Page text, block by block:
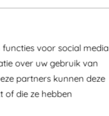
voor social media
over uw gebruik van
partners kunnen deze
of die ze hebben